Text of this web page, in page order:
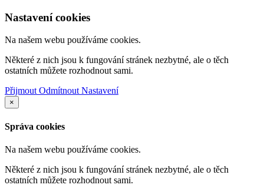
Nastavení cookies
Na našem webu používáme cookies.
Některé z nich jsou k fungování stránek nezbytné, ale o těch
ostatních můžete rozhodnout sami.
PřijmoutOdmítnoutNastavení
×
Správa cookies
Na našem webu používáme cookies.
Některé z nich jsou k fungování stránek nezbytné, ale o těch
ostatních můžete rozhodnout sami.